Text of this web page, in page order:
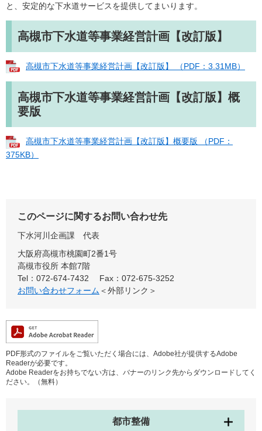
と、安定的な下水道サービスを提供してまいります。
高槻市下水道等事業経営計画【改訂版】
高槻市下水道等事業経営計画【改訂版】 （PDF：3.31MB）
高槻市下水道等事業経営計画【改訂版】概
要版
高槻市下水道等事業経営計画【改訂版】概要版 （PDF：
375KB）
このページに関するお問い合わせ先
下水河川企画課
代表
大阪府高槻市桃園町2番1号
高槻市役所 本館7階
Tel：072-674-7432
Fax：072-675-3252
お問い合わせフォーム ＜外部リンク＞
PDF形式のファイルをご覧いただく場合には、Adobe社が提供するAdobe
Readerが必要です。
Adobe Readerをお持ちでない方は、バナーのリンク先からダウンロードしてく
ださい。（無料）
都市整備